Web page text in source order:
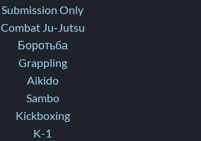
Submission Only
Combat Ju-Jutsu
Боротьба
Grappling
Aikido
Sambo
Kickboxing
K-1